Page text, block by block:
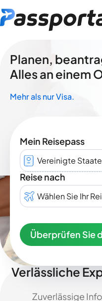
Planen,
Alles an einem
Mehr als nur Visa.
Mein Reisepass
Vereinigte
Reise nach
Wählen Sie Ihr
Überprüfen Sie
Verlässliche
Zuverlässige